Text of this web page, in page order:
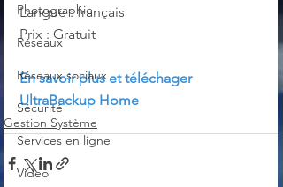
Photographie
Réseaux
Réseaux sociaux
Sécurité
Services en ligne
Video
Langue : français
Prix : Gratuit
En savoir plus et téléchager
UltraBackup Home
Gestion Système